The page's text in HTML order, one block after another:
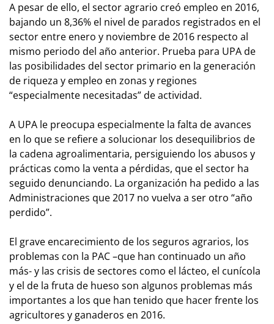
A pesar de ello, el sector agrario creó empleo en 2016,
bajando un 8,36% el nivel de parados registrados en el
sector entre enero y noviembre de 2016 respecto al
mismo periodo del año anterior. Prueba para UPA de
las posibilidades del sector primario en la generación
de riqueza y empleo en zonas y regiones
“especialmente necesitadas” de actividad.
A UPA le preocupa especialmente la falta de avances
en lo que se refiere a solucionar los desequilibrios de
la cadena agroalimentaria, persiguiendo los abusos y
prácticas como la venta a pérdidas, que el sector ha
seguido denunciando. La organización ha pedido a las
Administraciones que 2017 no vuelva a ser otro “año
perdido”.
El grave encarecimiento de los seguros agrarios, los
problemas con la PAC –que han continuado un año
más- y las crisis de sectores como el lácteo, el cunícola
y el de la fruta de hueso son algunos problemas más
importantes a los que han tenido que hacer frente los
agricultores y ganaderos en 2016.